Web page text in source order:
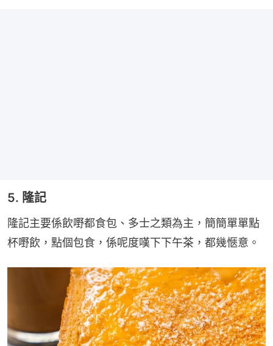
5. 隆記
隆記主要係飲嘢都食包、多士之類為主，簡簡單單點
杯嘢飲，點個包食，係呢度嘆下下午茶，都幾愜意。